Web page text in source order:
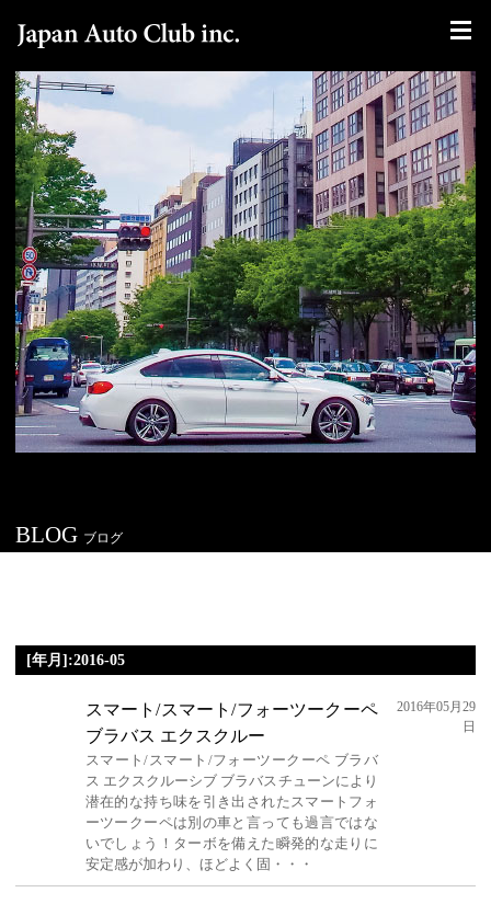
BLOG ブログ
[年月]:2016-05
スマート/スマート/フォーツークーペ
ブラバス エクスクルー
スマート/スマート/フォーツークーペ ブラバ
ス エクスクルーシブ ブラバスチューンにより
潜在的な持ち味を引き出されたスマートフォ
ーツークーペは別の車と言っても過言ではな
いでしょう！ターボを備えた瞬発的な走りに
安定感が加わり、ほどよく固・・・
2016年05月29
日